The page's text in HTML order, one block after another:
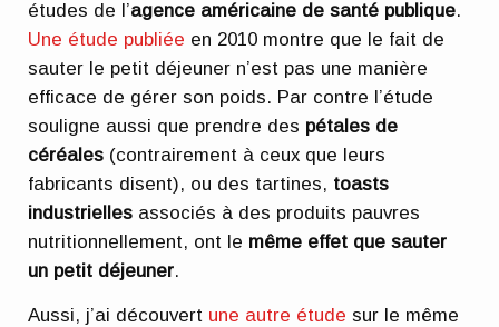
études de l’agence américaine de santé publique.
Une étude publiée en 2010 montre que le fait de
sauter le petit déjeuner n’est pas une manière
efficace de gérer son poids. Par contre l’étude
souligne aussi que prendre des pétales de
céréales (contrairement à ceux que leurs
fabricants disent), ou des tartines, toasts
industrielles associés à des produits pauvres
nutritionnellement, ont le même effet que sauter
un petit déjeuner.
Aussi, j’ai découvert une autre étude sur le même